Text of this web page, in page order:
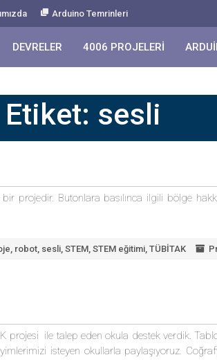
Arduino Temrinleri
DEVRELER 4006 PROJELERI
Etiket: sesli
projedir. Butonlara basılınca ilgili bölge
, robot, sesli, STEM, STEM eğitimi, TÜBİTAK
ile talep eden okula destek verdik.
isteyen okullarla paylaşıyoruz.